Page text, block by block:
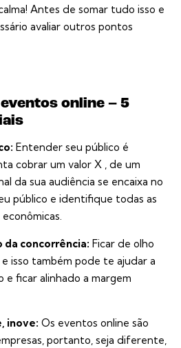
Antes de somar tudo isso e
avaliar outros pontos
online – 5
Entender seu público é
cobrar um valor X , de um
da sua audiência se encaixa no
público e identifique todas as
da concorrência: Ficar de olho
isso também pode te ajudar a
e ficar alinhado a margem
inove: Os eventos online são
portanto, seja diferente,